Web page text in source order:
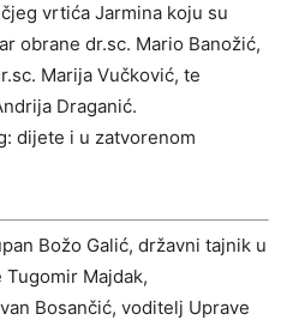
vrtića Jarmina koju su
obrane dr.sc. Mario Banožić,
Marija Vučković, te
Draganić.
Božo Galić, državni tajnik u
Majdak,
Bosančić, voditelj Uprave